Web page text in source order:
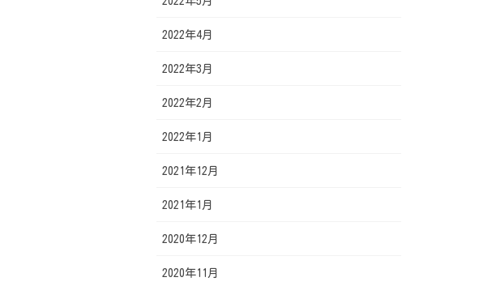
2022年4月
2022年3月
2022年2月
2022年1月
2021年12月
2021年1月
2020年12月
2020年11月